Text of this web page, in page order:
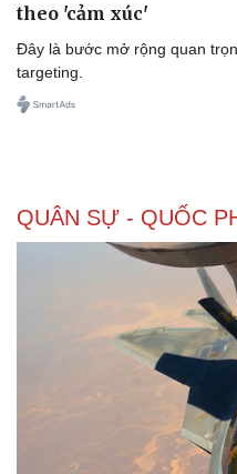
theo 'cảm xúc'
Đây là bước mở rộng quan
targeting.
QUÂN SỰ - QUỐC